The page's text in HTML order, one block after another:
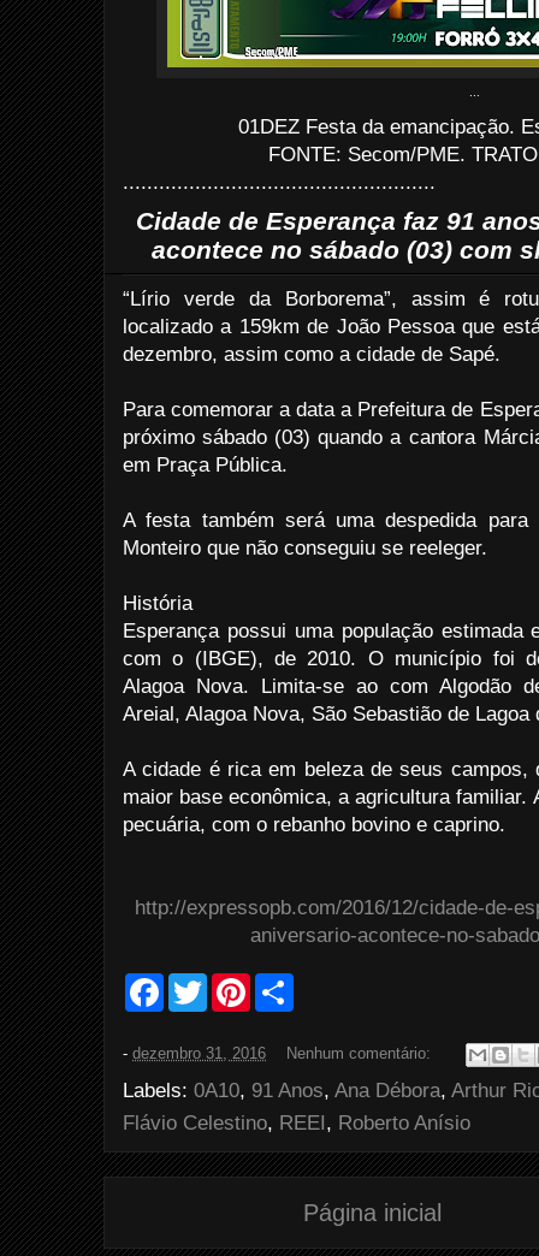
01DEZ Festa da emancipação.
FONTE: Secom/PME.
....................................................
Cidade de Esperança faz 91
acontece no sábado (03) com
“Lírio verde da Borborema”, assim é
localizado a 159km de João Pessoa que
dezembro, assim como a cidade de Sapé.
Para comemorar a data a Prefeitura de
próximo sábado (03) quando a cantora
em Praça Pública.
A festa também será uma despedida
Monteiro que não conseguiu se reeleger.
História
Esperança possui uma população estimada
com o (IBGE), de 2010. O município foi
Alagoa Nova. Limita-se ao com Algodão
Areial, Alagoa Nova, São Sebastião de
A cidade é rica em beleza de seus campos,
maior base econômica, a agricultura familiar.
pecuária, com o rebanho bovino e caprino.
http://expressopb.com/2016/12/cidade-de-
aniversario-acontece-no-
F
b
o
k
T
w
t
r
P
e
e
s
e
- dezembro 31, 2016 Nenhum comentário:
Labels: 0A10, 91 Anos, Ana Débora, Arthur
Flávio Celestino, REEI, Roberto Anísio
Página inicial